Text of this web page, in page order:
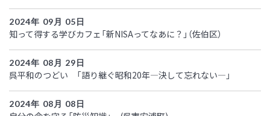
2024年 09月 05日
知って得する学びカフェ「新NISAってなあに？」（佐伯区）
2024年 08月 29日
呉平和のつどい 「語り継ぐ昭和20年―決して忘れない―」
2024年 08月 08日